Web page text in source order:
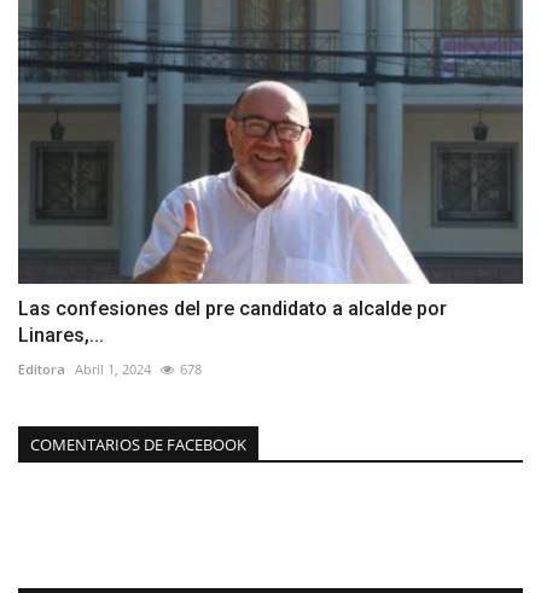
Las confesiones del pre candidato a alcalde por
Linares,...
Editora Abril 1, 2024 678
COMENTARIOS DE FACEBOOK